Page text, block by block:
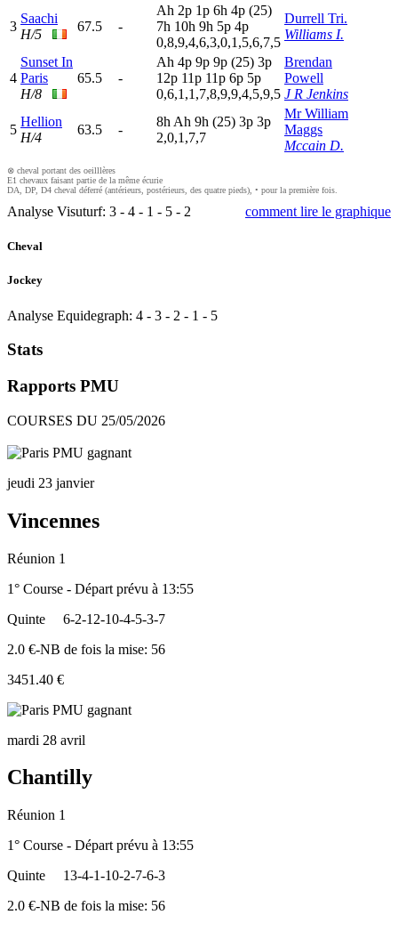
3
Saachi
H/5
67.5 -
Ah 2p 1p 6h 4p (25)
7h 10h 9h 5p 4p
0,8,9,4,6,3,0,1,5,6,7,5
Durrell Tri.
Williams I.
4
Sunset In
Paris
H/8
65.5 -
Ah 4p 9p 9p (25) 3p
12p 11p 11p 6p 5p
0,6,1,1,7,8,9,9,4,5,9,5
Brendan
Powell
J R Jenkins
5
Hellion
H/4
63.5 -
8h Ah 9h (25) 3p 3p
2,0,1,7,7
Mr William
Maggs
Mccain D.
⊗ cheval portant des oeilllères
E1 chevaux faisant partie de la même écurie
DA, DP, D4 cheval déferré (antérieurs, postérieurs, des quatre pieds), • pour la première fois.
Analyse Visuturf: 3 - 4 - 1 - 5 - 2 comment lire le graphique
Cheval
Jockey
Analyse Equidegraph: 4 - 3 - 2 - 1 - 5
Stats
Rapports PMU
COURSES DU 25/05/2026
jeudi 23 janvier
Vincennes
Réunion 1
1° Course - Départ prévu à 13:55
Quinte
6-2-12-10-4-5-3-7
2.0 €-NB de fois la mise: 56
3451.40 €
mardi 28 avril
Chantilly
Réunion 1
1° Course - Départ prévu à 13:55
Quinte
13-4-1-10-2-7-6-3
2.0 €-NB de fois la mise: 56